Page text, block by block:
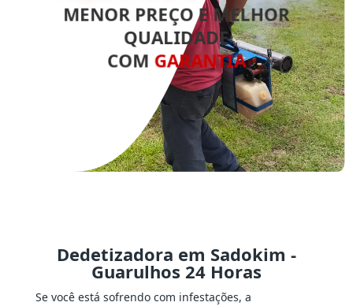
MENOR PREÇO E MELHOR
QUALIDADE
COM GARANTIA
Dedetizadora em Sadokim -
Guarulhos 24 Horas
Se você está sofrendo com infestações, a